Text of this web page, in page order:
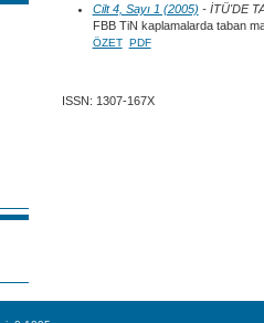
Cilt 4, Sayı 1 (2005) - İTÜ'DE
FBB TiN kaplamalarda taban
ÖZET PDF
ISSN: 1307-167X